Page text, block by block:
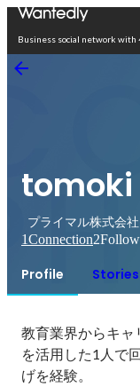
Business social network with
プライマル株式会
1Connection2
Profile Stories
教育業界からキャ
を活用した1人で
げを経験。